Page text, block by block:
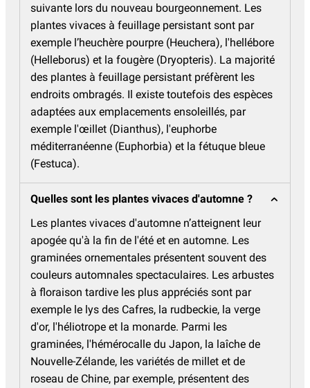
suivante lors du nouveau bourgeonnement. Les
plantes vivaces à feuillage persistant sont par
exemple l’heuchère pourpre (Heuchera), l'hellébore
(Helleborus) et la fougère (Dryopteris). La majorité
des plantes à feuillage persistant préfèrent les
endroits ombragés. Il existe toutefois des espèces
adaptées aux emplacements ensoleillés, par
exemple l'œillet (Dianthus), l'euphorbe
méditerranéenne (Euphorbia) et la fétuque bleue
(Festuca).
Quelles sont les plantes vivaces d'automne ?
Les plantes vivaces d'automne n’atteignent leur
apogée qu'à la fin de l'été et en automne. Les
graminées ornementales présentent souvent des
couleurs automnales spectaculaires. Les arbustes
à floraison tardive les plus appréciés sont par
exemple le lys des Cafres, la rudbeckie, la verge
d'or, l'héliotrope et la monarde. Parmi les
graminées, l'hémérocalle du Japon, la laîche de
Nouvelle-Zélande, les variétés de millet et de
roseau de Chine, par exemple, présentent des